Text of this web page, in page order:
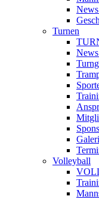
Turnen
Volleyball